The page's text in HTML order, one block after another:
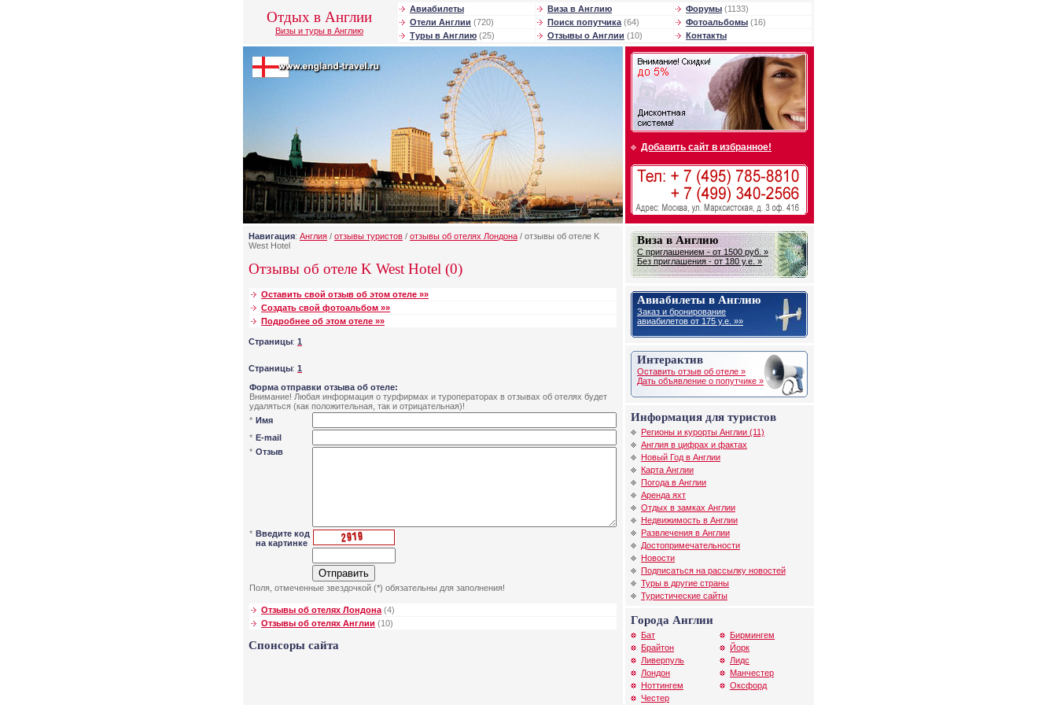
Отдых в Англии
Визы и туры в Англию
Авиабилеты Виза в Англию Форумы (1133)
Отели Англии (720) Поиск попутчика (64) Фотоальбомы (16)
Туры в Англию (25) Отзывы о Англии (10) Контакты
Добавить сайт в избранное!
Навигация: Англия / отзывы туристов / отзывы об отелях Лондона / отзывы об отеле K
West Hotel
Отзывы об отеле K West Hotel (0)
Оставить свой отзыв об этом отеле »»
Создать свой фотоальбом »»
Подробнее об этом отеле »»
Страницы: 1
Страницы: 1
Форма отправки отзыва об отеле:
Внимание! Любая информация о турфирмах и туроператорах в отзывах об отелях будет
удаляться (как положительная, так и отрицательная)!
* Имя
* E-mail
* Отзыв
* Введите код
на картинке
Поля, отмеченные звездочкой (*) обязательны для заполнения!
Отзывы об отелях Лондона(4)
Отзывы об отелях Англии (10)
Спонсоры сайта
Виза в Англию
С приглашением - от 1500 руб. »
Без приглашения - от 180 у.е. »
Авиабилеты в Англию
Заказ и бронирование
авиабилетов от 175 у.е. »»
Интерактив
Оставить отзыв об отеле »
Дать объявление о попутчике »
Информация для туристов
Регионы и курорты Англии (11)
Англия в цифрах и фактах
Новый Год в Англии
Карта Англии
Погода в Англии
Аренда яхт
Отдых в замках Англии
Недвижимость в Англии
Развлечения в Англии
Достопримечательности
Новости
Подписаться на рассылку новостей
Туры в другие страны
Туристические сайты
Города Англии
Бат
Брайтон
Ливерпуль
Лондон
Ноттингем
Честер
Бирмингем
Йорк
Лидс
Манчестер
Оксфорд